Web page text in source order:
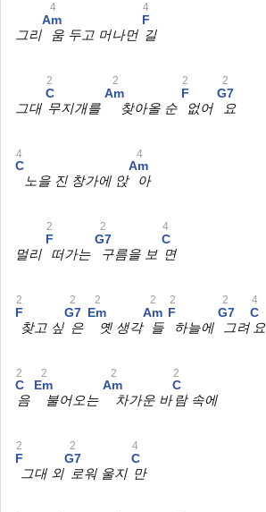
그리
Am
4
움 두고 머나먼
F
4
길
그대
C
2
무지개를
Am
2
찾아올 순
F
2
없어
G7
2
요
C
4
노을 진 창가에 앉
Am
4
아
멀리
F
2
떠가는
G7
2
구름을 보
C
4
면
F
2
찾고 싶
G7
2
은
Em
2
옛 생각
Am
2
들
F
2
하늘에
G7
2
그려
C
4
요
C
2
음
Em
2
불어오는
Am
2
차가운 바
C
2
람 속에
F
2
그대 외
G7
2
로워 울지
C
4
만